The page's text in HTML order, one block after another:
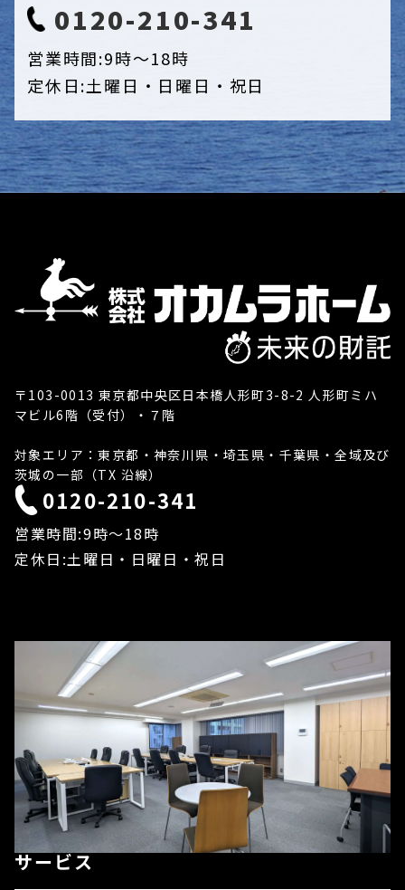
0120-210-341
営業時間:9時〜18時
定休日:土曜日・日曜日・祝日
〒103-0013 東京都中央区日本橋人形町3-8-2 人形町ミハ
マビル6階（受付）・７階
対象エリア：東京都・神奈川県・埼玉県・千葉県・全域及び
茨城の一部（TX 沿線）
0120-210-341
営業時間:9時〜18時
定休日:土曜日・日曜日・祝日
サービス